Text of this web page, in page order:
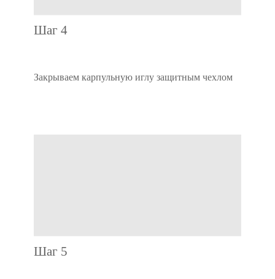
Шаг 4
Закрываем карпульную иглу защитным чехлом
Шаг 5